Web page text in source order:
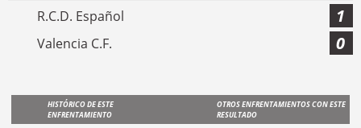
R.C.D. Español 1
Valencia C.F. 0
HISTÓRICO DE ESTE
ENFRENTAMIENTO
OTROS ENFRENTAMIENTOS CON ESTE
RESULTADO